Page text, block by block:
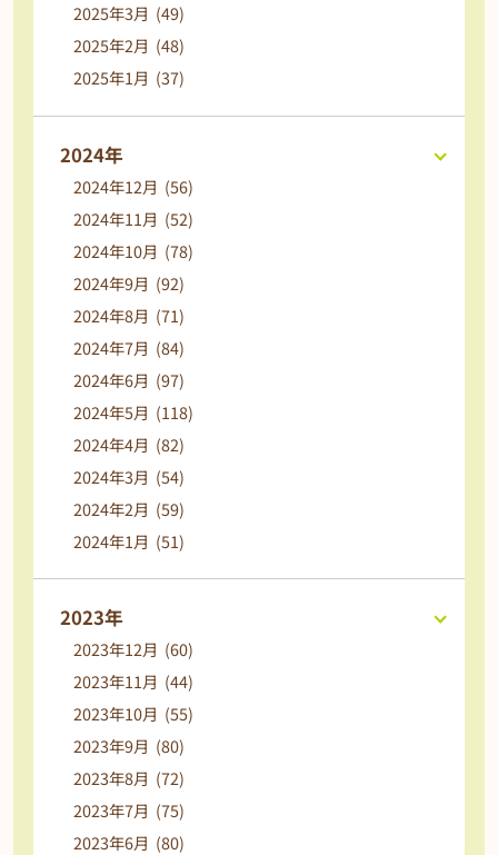
2025年3月 (49)
2025年2月 (48)
2025年1月 (37)
2024年
2024年12月 (56)
2024年11月 (52)
2024年10月 (78)
2024年9月 (92)
2024年8月 (71)
2024年7月 (84)
2024年6月 (97)
2024年5月 (118)
2024年4月 (82)
2024年3月 (54)
2024年2月 (59)
2024年1月 (51)
2023年
2023年12月 (60)
2023年11月 (44)
2023年10月 (55)
2023年9月 (80)
2023年8月 (72)
2023年7月 (75)
2023年6月 (80)